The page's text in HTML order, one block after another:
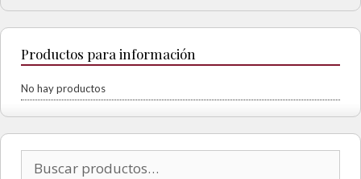
Productos para información
No hay productos